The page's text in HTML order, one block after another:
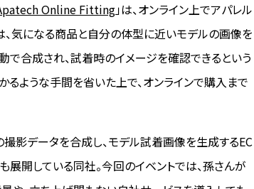
Online Fitting」は、オンライン上でアパレル
気になる商品と自分の体型に近いモデルの画像を
で合成され、試着時のイメージを確認できるという
るような手間を省いた上で、オンラインで購入まで
影データを合成し、モデル試着画像を生成するEC
開している同社。今回のイベントでは、孫さんが